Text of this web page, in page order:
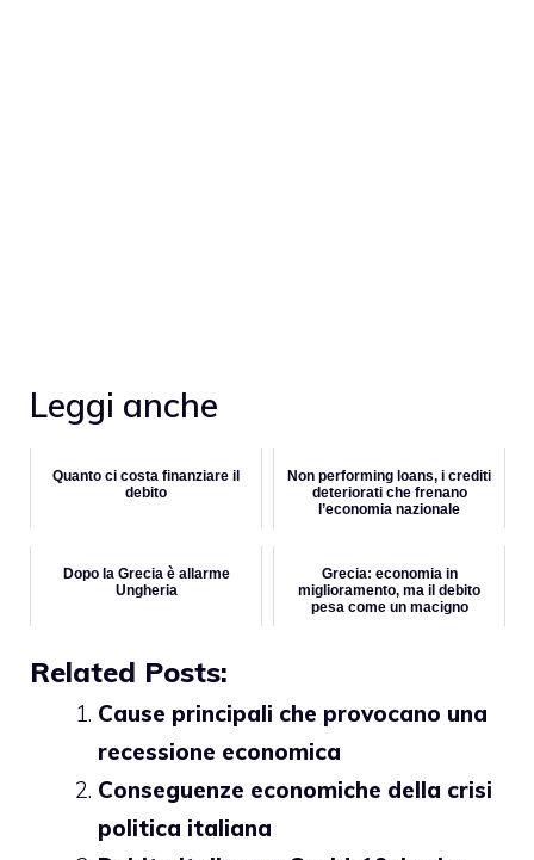
Leggi anche
Quanto ci costa finanziare il
debito
Non performing loans, i crediti
deteriorati che frenano
l’economia nazionale
Dopo la Grecia è allarme
Ungheria
Grecia: economia in
miglioramento, ma il debito
pesa come un macigno
Related Posts:
Cause principali che provocano una
recessione economica
Conseguenze economiche della crisi
politica italiana